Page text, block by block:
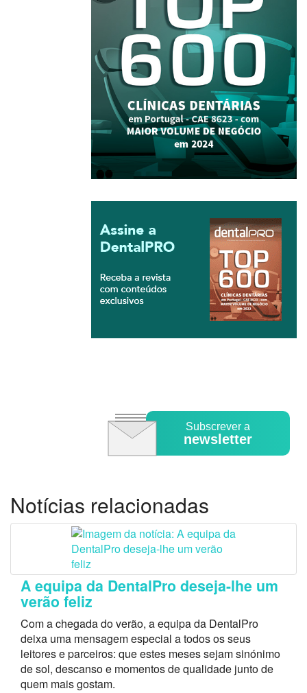
Subscrever a
newsletter
Notícias relacionadas
A equipa da DentalPro deseja-lhe um
verão feliz
Com a chegada do verão, a equipa da DentalPro
deixa uma mensagem especial a todos os seus
leitores e parceiros: que estes meses sejam sinónimo
de sol, descanso e momentos de qualidade junto de
quem mais gostam.